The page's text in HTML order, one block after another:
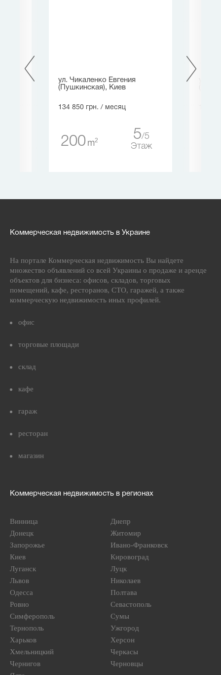
ул. Чикаленко Евгения
(Пушкинская), Киев
134 850 грн. / месяц
200 m2 5 5
Этаж
Коммерческая недвижимость в Украине
На портале Коммерческая недвижимость Вы найдете
множество объявлений со всей Украины о продаже и аренде
объектов для бизнеса: офисов, складов, торговых
помещений, кафе, ресторанов, СТО, гаражей, а также
коммерческую недвижимость иных профилей.
офис
торговые площади
склад
кафе
гараж
ресторан
магазин
Коммерческая недвижимость в регионах
Винница
Днепр
Донецк
Житомир
Запорожье
Ивано-Франковск
Киев
Кировоград
Луганск
Луцк
Львов
Николаев
Одесса
Полтава
Ровно
Севастополь
Симферополь
Сумы
Тернополь
Ужгород
Харьков
Херсон
Хмельницкий
Черкасы
Чернигов
Черновцы